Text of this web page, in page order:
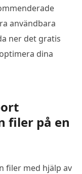
användbara
ner det gratis
dina
filer på en
filer med hjälp av